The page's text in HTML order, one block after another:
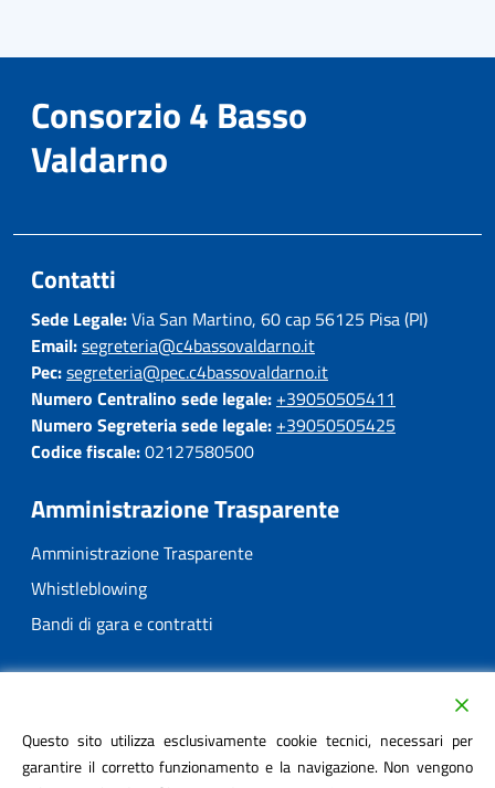
Questo sito utilizza esclusivamente cookie tecnici, necessari per
garantire il corretto funzionamento e la navigazione. Non vengono
Consorzio 4 Basso
Valdarno
Contatti
Sede Legale:Via San Martino, 60 cap 56125 Pisa (PI)
Email:segreteria@c4bassovaldarno.it
Pec:segreteria@pec.c4bassovaldarno.it
Numero Centralino sede legale: +39050505411
Numero Segreteria sede legale: +39050505425
Codice fiscale:02127580500
Amministrazione Trasparente
Amministrazione Trasparente
Whistleblowing
Bandi di gara e contratti
Cookie policy